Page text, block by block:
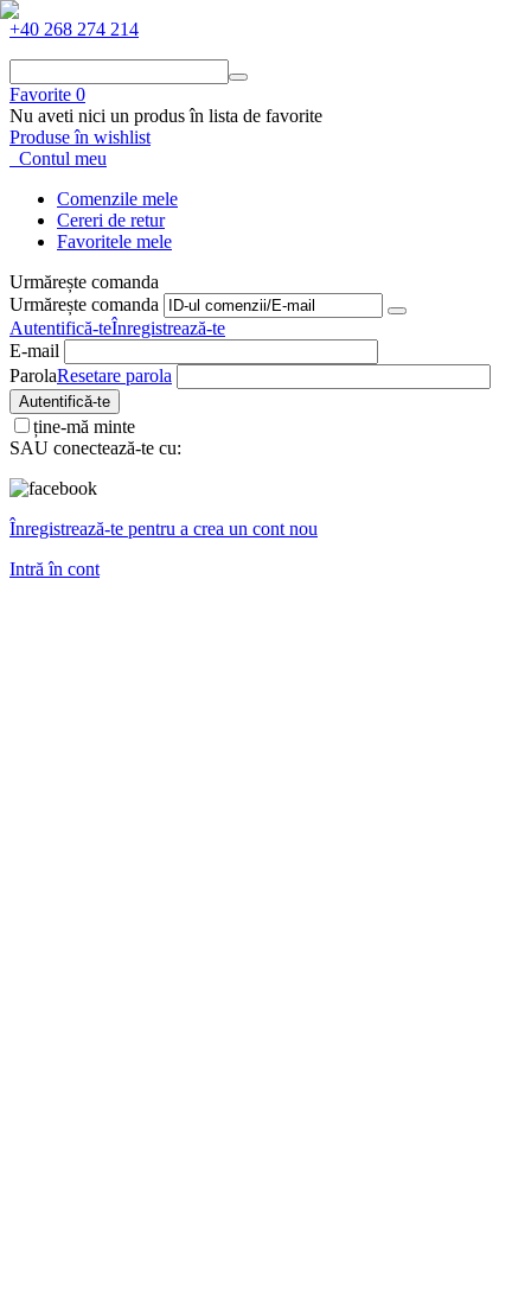
+40 268 274 214
Favorite 0
Nu aveti nici un produs în lista de favorite
Produse în wishlist
Contul meu
Comenzile mele
Cereri de retur
Favoritele mele
Urmărește comanda
Urmărește comanda
Autentifică-teÎnregistrează-te
E-mail
ParolaResetare parola
Autentifică-te
ține-mă minte
SAU conectează-te cu:
Înregistrează-te pentru a crea un cont nou
Intră în cont